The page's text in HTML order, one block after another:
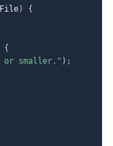
File)
{
{
or smaller." ) ;